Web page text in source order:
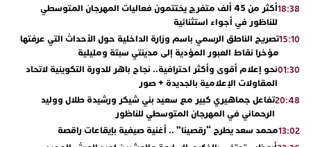
18:38
أكثر من 45 ألف متفرج يختتمون فعاليات المهرجان المتوسطي
للناظور في أجواء استثنائية
15:10تصريح الناطق الرسمي باسم وزارة الداخلية حول الأحداث التي عرفتها
مؤخرا نقاط العبور المؤدية إلى مدينتي سبتة ومليلية
01:30نحو إعلام أقوى وأكثر احترافية.. نجاح باهر للدورة التكوينية لاتحاد
المقاولات الإعلامية بالجديدة + صور
20:48تفاعل جماهيري كبير مع سعيد بني شيكر ورشيدة طلال ووليد
الرحماني في المهرجان المتوسطي للناظور
13:02محمد سعد يطرح “رقصينا” .. أغنية صيفية بإيقاعات راقصة